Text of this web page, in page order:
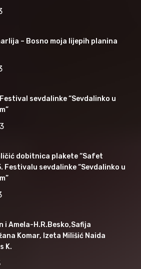
– Bosno moja lijepih planina
sevdalinke “Sevdalinko u
dobitnica plakete “Safet
Festivalu sevdalinke “Sevdalinko u
i Amela-H.R.Besko,Safija
Komar, Izeta Milišić Naida
K.